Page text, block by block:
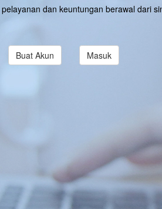
dan keuntungan berawal dari
Buat Akun Masuk